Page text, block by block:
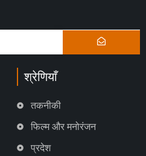
श्रेणियाँ
तकनीकी
फिल्म और मनोरंजन
प्रदेश